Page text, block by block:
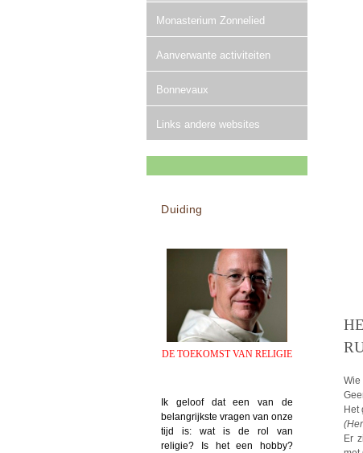
Monasterium Zonnelied
Aanverwante activiteiten
Bonnevaux
Links andere websites
Duiding
DE TOEKOMST VAN RELIGIE
Ik geloof dat een van de
belangrijkste vragen van onze
tijd is: wat is de rol van
religie? Is het een hobby?
Wie
Het
Er